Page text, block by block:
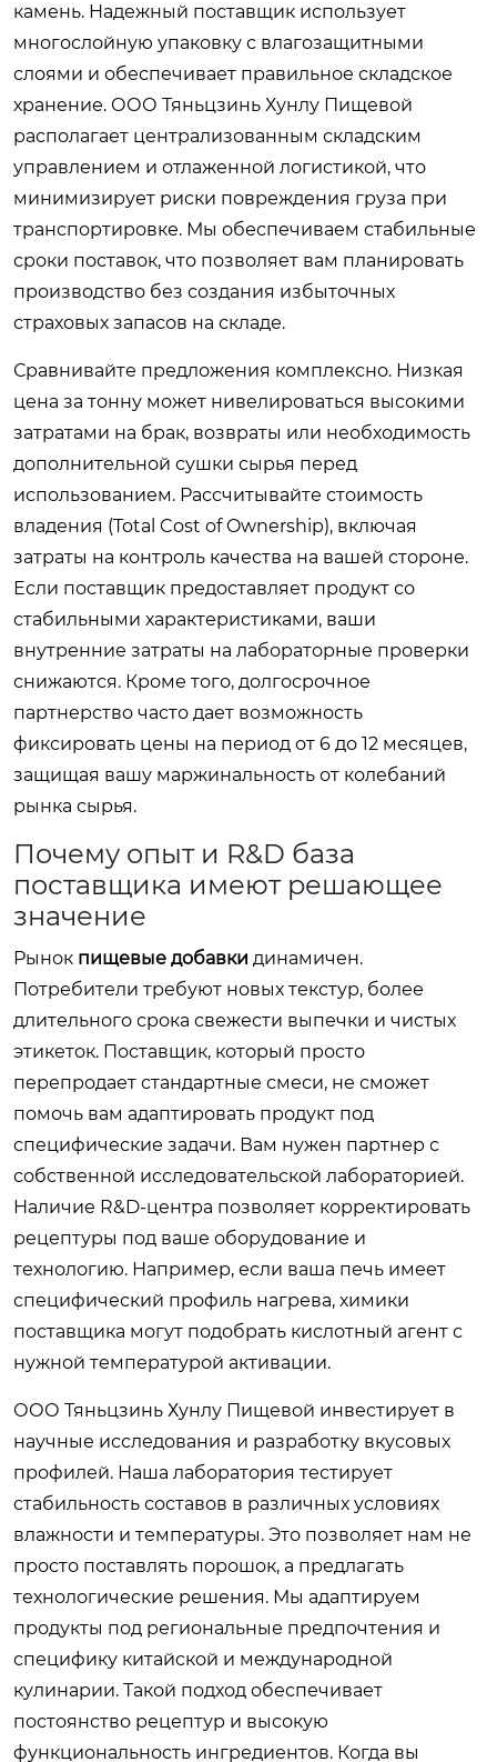
камень. Надежный поставщик использует
многослойную упаковку с влагозащитными
слоями и обеспечивает правильное складское
хранение. ООО Тяньцзинь Хунлу Пищевой
располагает централизованным складским
управлением и отлаженной логистикой, что
минимизирует риски повреждения груза при
транспортировке. Мы обеспечиваем стабильные
сроки поставок, что позволяет вам планировать
производство без создания избыточных
страховых запасов на складе.
Сравнивайте предложения комплексно. Низкая
цена за тонну может нивелироваться высокими
затратами на брак, возвраты или необходимость
дополнительной сушки сырья перед
использованием. Рассчитывайте стоимость
владения (Total Cost of Ownership), включая
затраты на контроль качества на вашей стороне.
Если поставщик предоставляет продукт со
стабильными характеристиками, ваши
внутренние затраты на лабораторные проверки
снижаются. Кроме того, долгосрочное
партнерство часто дает возможность
фиксировать цены на период от 6 до 12 месяцев,
защищая вашу маржинальность от колебаний
рынка сырья.
Почему опыт и R&D база
поставщика имеют решающее
значение
Рынок пищевые добавки динамичен.
Потребители требуют новых текстур, более
длительного срока свежести выпечки и чистых
этикеток. Поставщик, который просто
перепродает стандартные смеси, не сможет
помочь вам адаптировать продукт под
специфические задачи. Вам нужен партнер с
собственной исследовательской лабораторией.
Наличие R&D-центра позволяет корректировать
рецептуры под ваше оборудование и
технологию. Например, если ваша печь имеет
специфический профиль нагрева, химики
поставщика могут подобрать кислотный агент с
нужной температурой активации.
ООО Тяньцзинь Хунлу Пищевой инвестирует в
научные исследования и разработку вкусовых
профилей. Наша лаборатория тестирует
стабильность составов в различных условиях
влажности и температуры. Это позволяет нам не
просто поставлять порошок, а предлагать
технологические решения. Мы адаптируем
продукты под региональные предпочтения и
специфику китайской и международной
кулинарии. Такой подход обеспечивает
постоянство рецептур и высокую
функциональность ингредиентов. Когда вы